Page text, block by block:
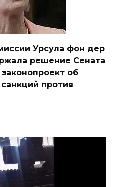
Урсула фон дер
решение Сената
об
против